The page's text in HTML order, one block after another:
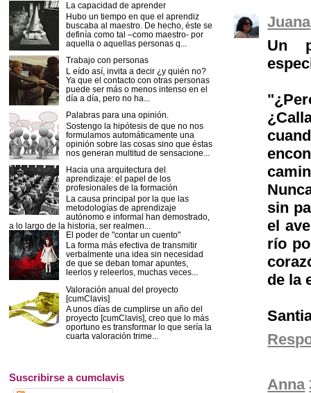
Juana
Un
sin
el
río
de la
Anna
La capacidad de aprender
Hubo un tiempo en que el aprendiz
buscaba al maestro. De hecho, éste se
definía como tal –como maestro- por
aquella o aquellas personas q...
Trabajo con personas
L eído así, invita a decir ¿y quién no?
Ya que el contacto con otras personas
puede ser más o menos intenso en el
día a día, pero no ha...
Palabras para una opinión.
Sostengo la hipótesis de que no nos
formulamos automáticamente una
opinión sobre las cosas sino que éstas
nos generan multitud de sensacione...
Hacia una arquitectura del
aprendizaje: el papel de los
profesionales de la formación
La causa principal por la que las
metodologías de aprendizaje
autónomo e informal han demostrado,
a lo largo de la historia, ser realmen...
El poder de "contar un cuento"
La forma más efectiva de transmitir
verbalmente una idea sin necesidad
de que se deban tomar apuntes,
leerlos y releerlos, muchas veces...
Valoración anual del proyecto
[cumClavis]
A unos días de cumplirse un año del
proyecto [cumClavis], creo que lo más
oportuno es transformar lo que sería la
cuarta valoración trime...
Suscribirse a cumclavis